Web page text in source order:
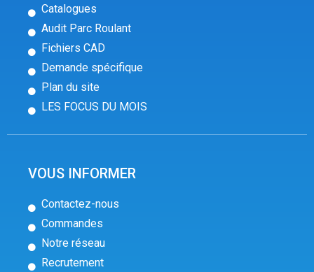
Catalogues
Audit Parc Roulant
Fichiers CAD
Demande spécifique
Plan du site
LES FOCUS DU MOIS
VOUS INFORMER
Contactez-nous
Commandes
Notre réseau
Recrutement